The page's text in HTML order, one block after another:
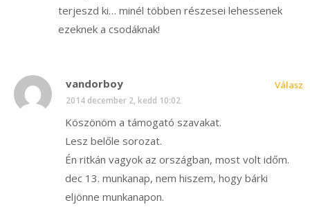
terjeszd ki… minél többen részesei lehessenek
ezeknek a csodáknak!
vandorboy
2014 december 2, kedd 10:02
Köszönöm a támogató szavakat.
Lesz belőle sorozat.
Én ritkán vagyok az országban, most volt időm.
dec 13. munkanap, nem hiszem, hogy bárki
eljönne munkanapon.
Válasz